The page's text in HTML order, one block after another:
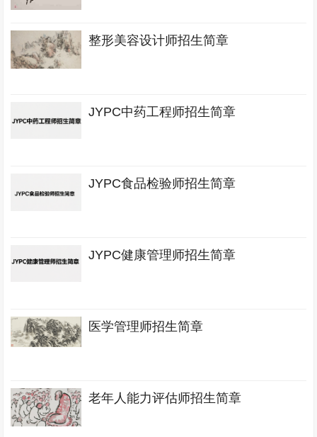
整形美容设计师招生简章
JYPC中药工程师招生简章
JYPC食品检验师招生简章
JYPC健康管理师招生简章
医学管理师招生简章
老年人能力评估师招生简章